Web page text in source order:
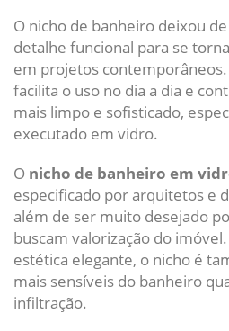
O nicho de banheiro deixou
detalhe funcional para se
em projetos
facilita o uso no dia a dia e
mais limpo e sofisticado,
executado em vidro.
O nicho de banheiro em
especificado por arquitetos e
além de ser muito desejado
buscam valorização do
estética elegante, o nicho é
mais sensíveis do banheiro
infiltração.